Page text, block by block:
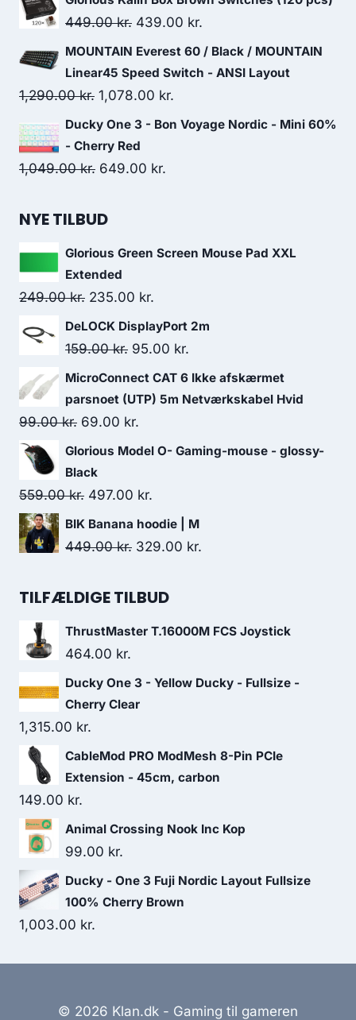
was:
449.00kr. Original
price
was:
449.00 kr..
439.00 kr.
price
is:
MOUNTAIN Everest 60 / Black / MOUNTAIN
Linear45 Speed Switch - ANSI Layout
1,290.00kr. Original
price
was:
1,290.00 kr..
1,078.00 kr.
price
Ducky One 3 - Bon Voyage Nordic - Mini 60%
- Cherry Red
1,049.00kr. Original
was:
649.00 kr.
NYE TILBUD
Glorious Green Screen Mouse Pad XXL
Extended
249.00kr. Original
price
was:
235.00 kr.
price
is:
DeLOCK DisplayPort 2m
159.00kr. Original
price
was:
159.00 kr..
95.00 kr.
price
is:
MicroConnect CAT 6 Ikke afskærmet
parsnoet (UTP) 5m Netværkskabel Hvid
99.00kr. Original
price
was:
99.00 kr..
69.00 kr.
price
69.00 kr..
Glorious Model O- Gaming-mouse - glossy-
Black
559.00kr. Original
price
was:
497.00 kr.
price
is:
BIK Banana hoodie | M
449.00kr. Original
was:
329.00 kr.
TILFÆLDIGE TILBUD
ThrustMaster T.16000M FCS Joystick
464.00 kr.
Ducky One 3 - Yellow Ducky - Fullsize -
Cherry Clear
1,315.00 kr.
CableMod PRO ModMesh 8-Pin PCIe
Extension - 45cm, carbon
149.00 kr.
Animal Crossing Nook Inc Kop
99.00 kr.
Ducky - One 3 Fuji Nordic Layout Fullsize
100% Cherry Brown
1,003.00 kr.
© 2026 Klan.dk - Gaming til gameren